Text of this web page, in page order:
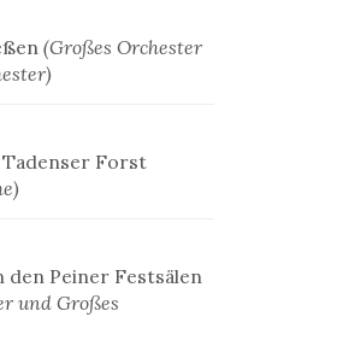
(Großes Orchester
Forst
den Peiner Festsälen
und Großes